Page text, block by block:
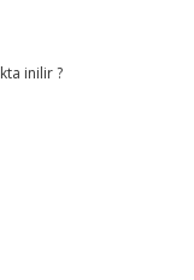
inilir ?